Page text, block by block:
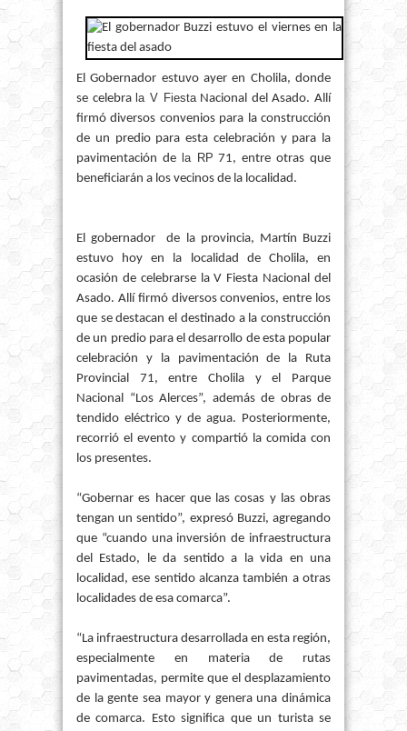
El Gobernador estuvo ayer en Cholila, donde
se celebrala V FiestaNacional del Asado. Allí
firmó diversos convenios para la construcción
de un predio para esta celebración y para la
pavimentación de la RP 71, entre otras que
beneficiarán a los vecinos de la localidad.
El gobernador de la provincia, Martín Buzzi
estuvo hoy en la localidad de Cholila, en
ocasión de celebrarse la V Fiesta Nacional del
Asado. Allí firmó diversos convenios, entre los
que se destacan el destinado a la construcción
de un predio para el desarrollo de esta popular
celebración y la pavimentación de la Ruta
Provincial 71, entre Cholila y el Parque
Nacional “Los Alerces”, además de obras de
tendido eléctrico y de agua. Posteriormente,
recorrió el evento y compartió la comida con
los presentes.
“Gobernar es hacer que las cosas y las obras
tengan un sentido”, expresó Buzzi, agregando
que “cuando una inversión de infraestructura
del Estado, le da sentido a la vida en una
localidad, ese sentido alcanza también a otras
localidades de esa comarca”.
“La infraestructura desarrollada en esta región,
especialmente en materia de rutas
pavimentadas, permite que el desplazamiento
de la gente sea mayor y genera una dinámica
de comarca. Esto significa que un turista se